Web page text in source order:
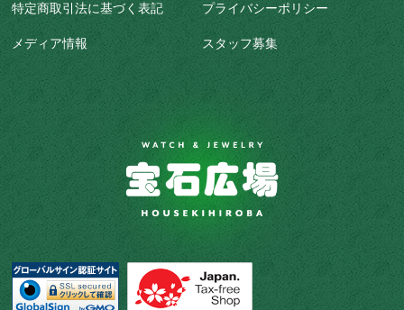
特定商取引法に基づく表記 プライバシーポリシー
メディア情報 スタッフ募集